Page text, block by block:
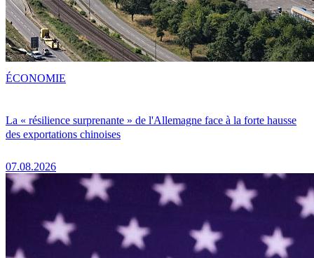
La « résilience surprenante » de l'Allemagne face à la forte hausse
des exportations chinoises
07.08.2026
ÉCONOMIE